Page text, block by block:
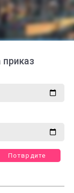
приказ
Потврдите